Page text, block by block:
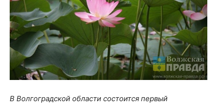
В Волгоградской области состоится первый